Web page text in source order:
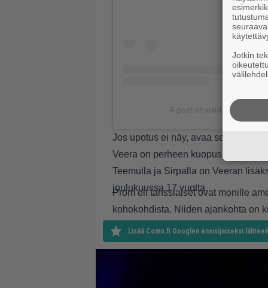
A post shared by Sirpa
Jos upotus ei näy, avaa se auki
Veera on perheen kuopus
Teemulla ja Sirpalla on Veeran
joulukuussa 17 vuotta.
Prom eli tanssiaiset ovat monille
kohokohdista. Niiden ajankohta on
Lisää Como.fi Googlen ensisijaiseksi
Jotkin